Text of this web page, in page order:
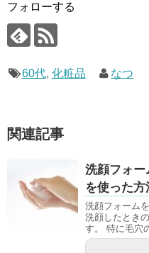
フォローする
60代, 化粧品 なつ
関連記事
洗顔フォー
を使った方
洗顔フォーム
洗顔したとき
す。 特に毛穴